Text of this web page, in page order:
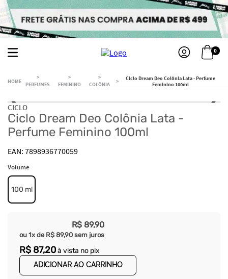
0
PERFUMES FEMININO COLÔNIA
Ciclo Dream Deo Colônia Lata - Perfume
Feminino 100ml
CICLO
Ciclo Dream Deo Colônia Lata -
Perfume Feminino 100ml
7898936770059
Volume
100 ml
R$ 89,90
ou 1x de R$ 89,90 sem juros
R$ 87,20à vista no pix
ADICIONAR AO CARRINHO